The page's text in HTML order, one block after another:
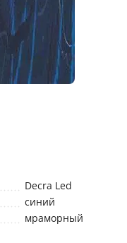
Decra Led
синий
мраморный